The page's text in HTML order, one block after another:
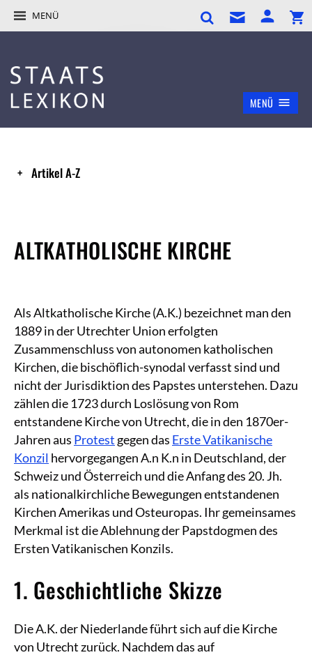
MENÜ
MENÜ
Artikel A-Z
ALTKATHOLISCHE KIRCHE
Als Altkatholische Kirche (A.K.) bezeichnet man den
1889 in der Utrechter Union erfolgten
Zusammenschluss von autonomen katholischen
Kirchen, die bischöflich-synodal verfasst sind und
nicht der Jurisdiktion des Papstes unterstehen. Dazu
zählen die 1723 durch Loslösung von Rom
entstandene Kirche von Utrecht, die in den 1870er-
Jahren aus Protest gegen das Erste Vatikanische
Konzil hervorgegangen A.n K.n in Deutschland, der
Schweiz und Österreich und die Anfang des 20. Jh.
als nationalkirchliche Bewegungen entstandenen
Kirchen Amerikas und Osteuropas. Ihr gemeinsames
Merkmal ist die Ablehnung der Papstdogmen des
Ersten Vatikanischen Konzils.
1. Geschichtliche Skizze
Die A.K. der Niederlande führt sich auf die Kirche
von Utrecht zurück. Nachdem das auf